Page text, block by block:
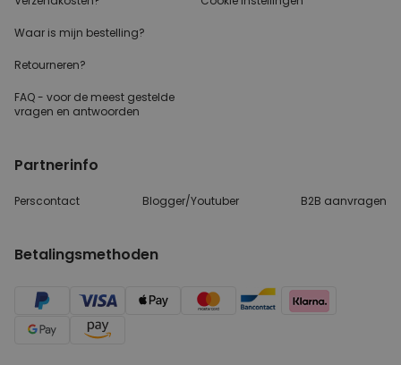
Waar is mijn bestelling?
Retourneren?
FAQ - voor de meest gestelde
vragen en antwoorden
Partnerinfo
Perscontact Blogger/Youtuber B2B aanvragen
Betalingsmethoden